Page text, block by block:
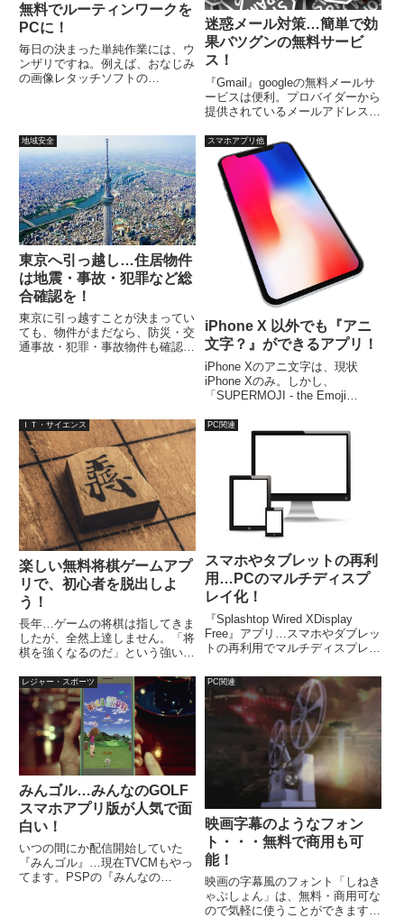
無料でルーティンワークを
PCに！
毎日の決まった単純作業には、ウ
ンザリですね。例えば、おなじみ
の画像レタッチソフトの
て、それぞれにシグネチャーを入
れるような場合、作業のアクシ
ョ...
迷惑メール対策…簡単で効
果バツグンの無料サービ
ス！
『Gmail』googleの無料メールサ
ービスは便利。プロバイダーから
提供されているメールアドレス
スに来るメール、さらにはYahoo
などのフリーメールまで、まとめ
て受信して、メールを一括管理で
きます。そして、Gmailの強力な
スパムフィルターを利用すること
で、相当楽になります。
地域安全
東京へ引っ越し…住居物件
は地震・事故・犯罪など総
合確認を！
東京に引っ越すことが決まってい
ても、物件がまだなら、防災・交
通事故・犯罪・事故物件も確認
ような場合でも、多少安心感が増
すでしょう。
スマホアプリ他
iPhone X 以外でも『アニ
文字？』ができるアプリ！
iPhone Xのアニ文字は、現状
iPhone Xのみ。しかし、
「SUPERMOJI - the Emoji
とができます。以前は、Android
用もあったのですが、現在は
ＩＴ・サイエンス
楽しい無料将棋ゲームアプ
リで、初心者を脱出しよ
う！
長年…ゲームの将棋は指してきま
したが、全然上達しません。「将
棋を強くなるのだ」という強い意
中、14歳のプロ将棋棋士として
有名な藤井聡太四段が、公式戦を
連勝中とのニュースが世間を騒が
しています。TVでこの件を見
る...
PC関連
スマホやタブレットの再利
用…PCのマルチディスプ
レイ化！
『Splashtop Wired XDisplay
Free』アプリ…スマホやダブレッ
トの再利用でマルチディスプレイ
リを立ち上げ直せば、何度でも無
料・USB接続でそのまま充電で
きて便利・画面をタッチして操作
することも可能。
レジャー・スポーツ
みんゴル…みんなのGOLF
スマホアプリ版が人気で面
白い！
いつの間にか配信開始していた
『みんゴル』…現在TVCMもやっ
てます。PSPの『みんなの
PC関連
映画字幕のようなフォン
ト・・・無料で商用も可
能！
映画の字幕風のフォント「しねき
ゃぷしょん」は、無料・商用可な
ので気軽に使うことができます。